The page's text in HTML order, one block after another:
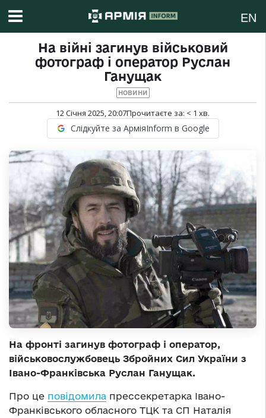
EN
На війні загинув військовий
фотограф і оператор Руслан
Ганущак
НОВИНИ
12 Січня 2025, 20:07Прочитаєте за: < 1 хв.
Слідкуйте за АрміяInform в Google
На фронті загинув фотограф і оператор,
військовослужбовець Збройних Сил України з
Івано-Франківська Руслан Ганущак.
Про це повідомила прессекретарка Івано-
Франківського обласного ТЦК та СП Наталія